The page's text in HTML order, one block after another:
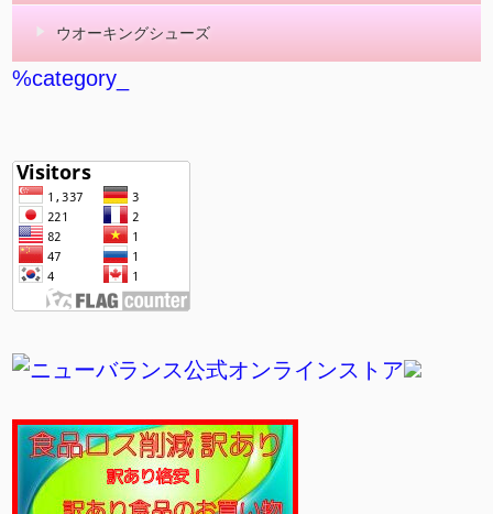
ウオーキングシューズ
%category_